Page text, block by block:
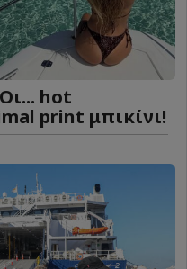
hot
print μπικίνι!